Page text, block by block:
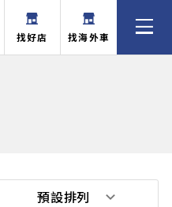
找好店 找海外車
預設排列